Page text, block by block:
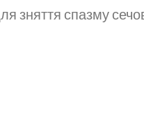
зняття спазму